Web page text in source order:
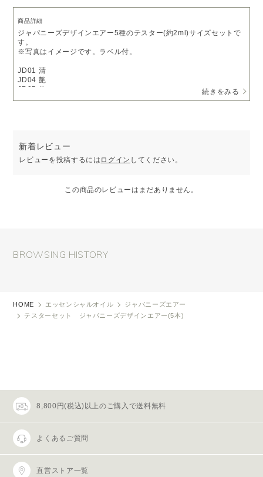
商品詳細
ジャパニーズデザインエアー5種のテスター(約2ml)サイズセットで
す。
※写真はイメージです。ラベル付。
JD01 清
JD04 艶
JD05 粋
JD06 淡
※パッケージは予告なく変更する場合がございますので、ご了承く
ださい。
続きをみる
新着レビュー
レビューを投稿するには ログイン してください。
この商品のレビューはまだありません。
BROWSING HISTORY
HOME エッセンシャルオイル
ジャパニーズエアー
テスターセット ジャパニーズデザインエアー(5本)
8,800円(税込)以上のご購入で送料無料
よくあるご質問
直営ストア一覧